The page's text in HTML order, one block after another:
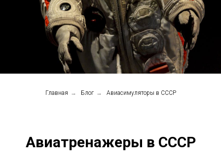
Главная → Блог → Авиасимуляторы в СССР
Авиатренажеры в СССР